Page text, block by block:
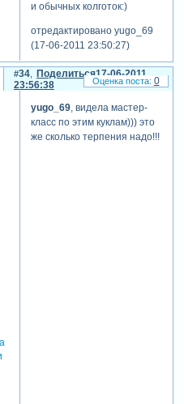
и обычных колготок:)
отредактировано yugo_69
(17-06-2011 23:50:27)
Поделиться
34
17-06-2011
23:56:38
yugo_69, видела мастер-
класс по этим куклам))) это
же сколько терпения надо!!!
0